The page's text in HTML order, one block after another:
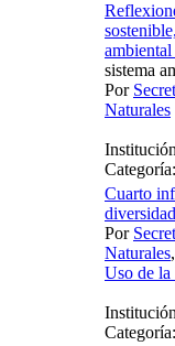
sistema
Por
Naturales
Categoría:
Cuarto
Por
Naturales,
Uso de
Categoría: